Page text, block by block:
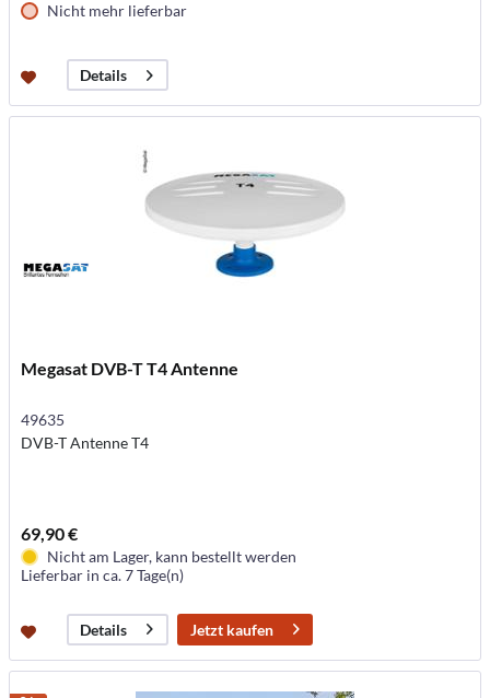
Nicht mehr lieferbar
Details
Megasat DVB-T T4 Antenne
49635
DVB-T Antenne T4
69,90 €
Nicht am Lager, kann bestellt werden
Lieferbar in ca. 7 Tage(n)
Details Jetzt kaufen